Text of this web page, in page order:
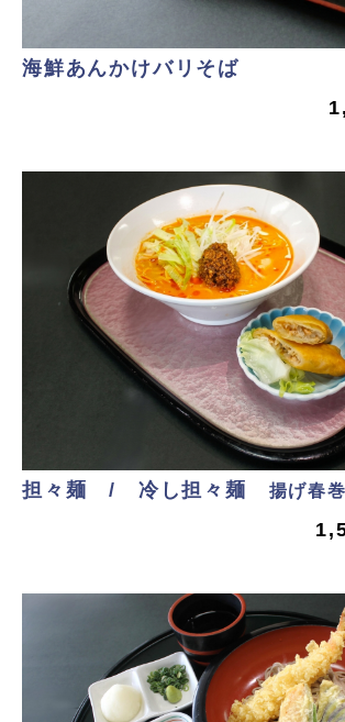
海鮮あんかけバリそば
担々麺 / 冷し担々麺 揚げ春